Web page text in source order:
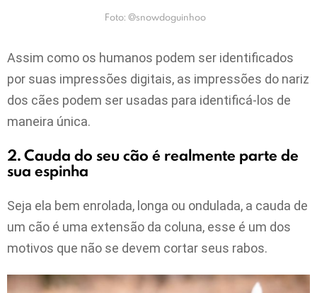
Foto: @snowdoguinhoo
Assim como os humanos podem ser identificados
por suas impressões digitais, as impressões do nariz
dos cães podem ser usadas para identificá-los de
maneira única.
2. Cauda do seu cão é realmente parte de
sua espinha
Seja ela bem enrolada, longa ou ondulada, a cauda de
um cão é uma extensão da coluna, esse é um dos
motivos que não se devem cortar seus rabos.